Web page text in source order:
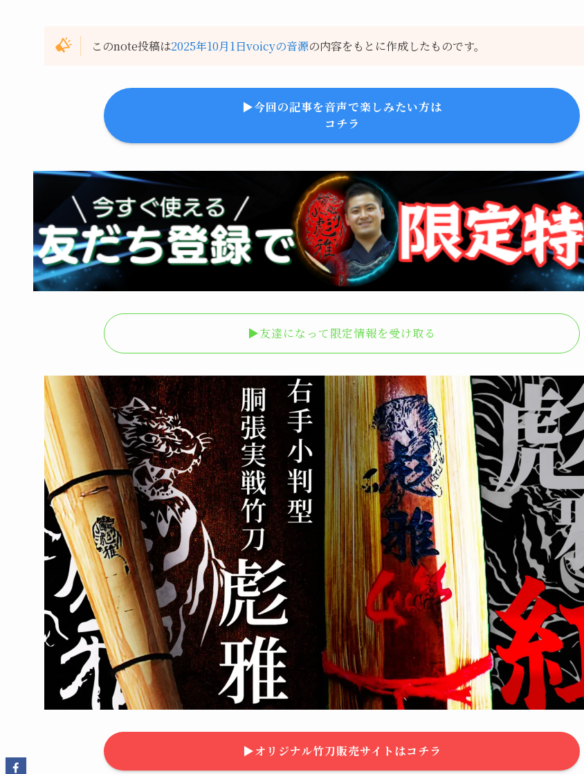
このnote投稿は2025年10月1日voicyの音源の内容をもとに作成したものです。
▶︎今回の記事を音声で楽しみたい方は
コチラ
▶︎友達になって限定情報を受け取る
▶︎オリジナル竹刀販売サイトはコチラ